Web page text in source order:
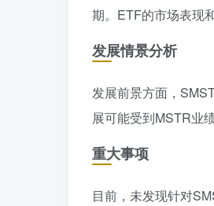
期。ETF的市场表现
发展情景分析
发展前景方面，
展可能受到MSTR业
重大事项
目前，未发现针对